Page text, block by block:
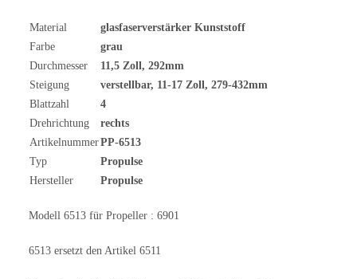
Material
glasfaserverstärker Kunststoff
Farbe
grau
Durchmesser
11,5 Zoll, 292mm
Steigung
verstellbar, 11-17 Zoll, 279-432mm
Blattzahl
4
Drehrichtung
rechts
ArtikelnummerPP-6513
Typ
Propulse
Hersteller
Propulse
Modell 6513 für Propeller : 6901
6513 ersetzt den Artikel 6511